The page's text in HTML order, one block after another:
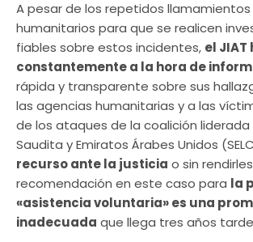
A pesar de los repetidos
humanitarios para que se realicen
fiables sobre estos incidentes, el
constantemente a la hora de
rápida y transparente sobre sus
las agencias humanitarias y a las
de los ataques de la coalición liderada
Saudita y Emiratos Árabes Unidos
recurso ante la justicia o sin
recomendación en este caso para la
«asistencia voluntaria» es una
inadecuada que llega tres años